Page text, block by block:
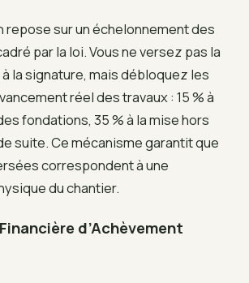
repose sur un échelonnement des
par la loi. Vous ne versez pas la
la signature, mais débloquez les
réel des travaux : 15 % à
fondations, 35 % à la mise hors
suite. Ce mécanisme garantit que
correspondent à une
du chantier.
d’Achèvement